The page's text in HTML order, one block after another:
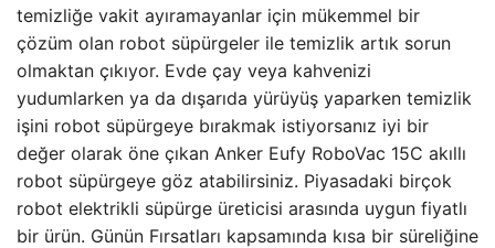
temizliğe vakit ayıramayanlar için mükemmel bir
çözüm olan robot süpürgeler ile temizlik artık sorun
olmaktan çıkıyor. Evde çay veya kahvenizi
yudumlarken ya da dışarıda yürüyüş yaparken temizlik
işini robot süpürgeye bırakmak istiyorsanız iyi bir
değer olarak öne çıkan Anker Eufy RoboVac 15C akıllı
robot süpürgeye göz atabilirsiniz. Piyasadaki birçok
robot elektrikli süpürge üreticisi arasında uygun fiyatlı
bir ürün. Günün Fırsatları kapsamında kısa bir süreliğine